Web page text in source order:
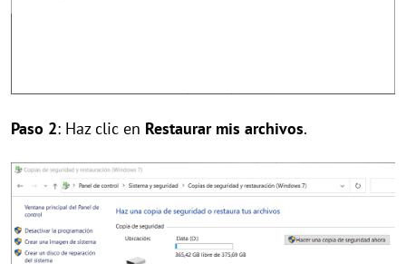
Paso 2: Haz clic en Restaurar mis archivos.